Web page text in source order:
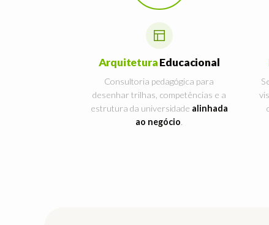
ArquiteturaEducacional
Consultoria pedagógica para
desenhar trilhas, competências e a
estrutura da universidade alinhada
ao negócio